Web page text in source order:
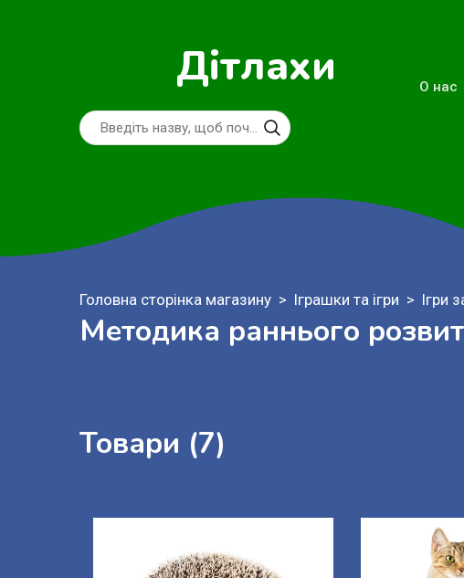
Дітлахи О нас
Головна сторінка магазину Іграшки та ігри Ігри
Методика раннього
Товари (7)